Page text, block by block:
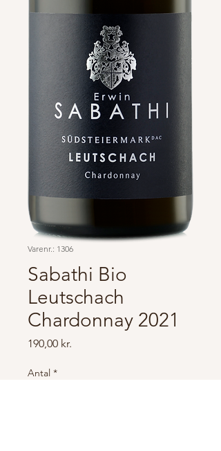
Varenr.: 1306
Sabathi Bio
Leutschach
Chardonnay 2021
190,00 kr.
Antal *